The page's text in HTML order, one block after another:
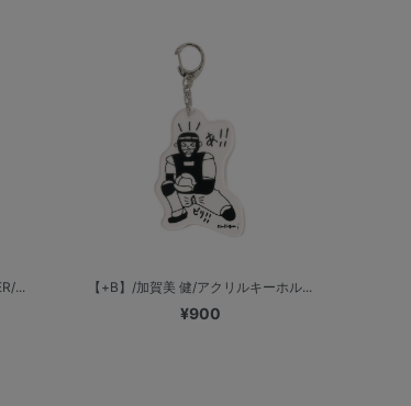
... 【+B】/加賀美 健/アクリルキーホル...
¥900